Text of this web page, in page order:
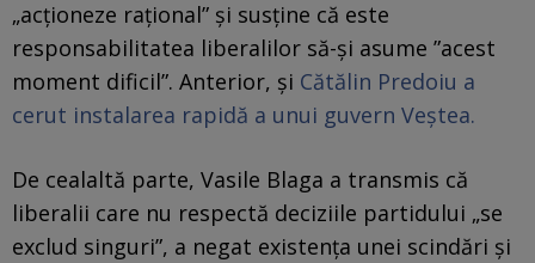
„acționeze rațional” şi susţine că este
responsabilitatea liberalilor să-şi asume ”acest
moment dificil”. Anterior, şi Cătălin Predoiu a
cerut instalarea rapidă a unui guvern Veștea.
De cealaltă parte, Vasile Blaga a transmis că
liberalii care nu respectă deciziile partidului „se
exclud singuri”, a negat existența unei scindări și